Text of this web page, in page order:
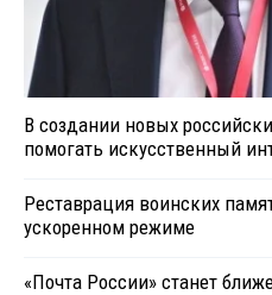
В создании новых
помогать искусственный
Реставрация воинских
ускоренном режиме
«Почта России» станет